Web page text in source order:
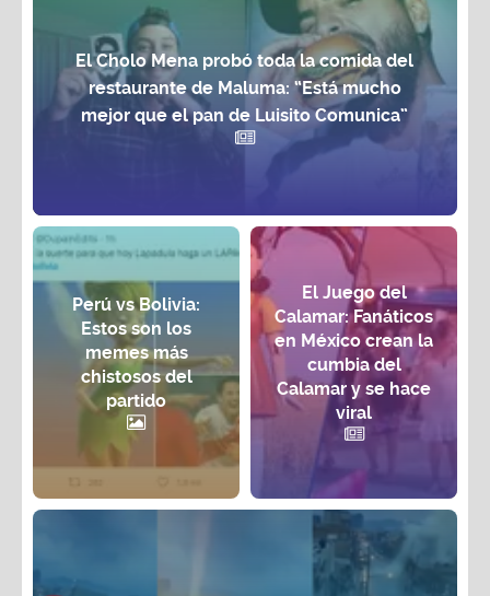
El Cholo Mena probó toda la comida del
restaurante de Maluma: “Está mucho
mejor que el pan de Luisito Comunica”
Perú vs Bolivia:
Estos son los
memes más
chistosos del
partido
El Juego del
Calamar: Fanáticos
en México crean la
cumbia del
Calamar y se hace
viral